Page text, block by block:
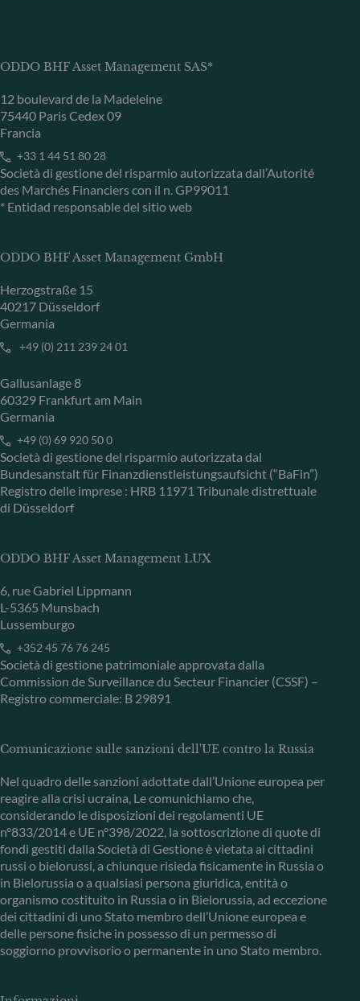
ODDO BHF Asset Management SAS*
12 boulevard de la Madeleine
75440 Paris Cedex 09
Francia
+33 1 44 51 80 28
Società di gestione del risparmio autorizzata dall’Autorité
des Marchés Financiers con il n. GP99011
* Entidad responsable del sitio web
ODDO BHF Asset Management GmbH
Herzogstraße 15
40217 Düsseldorf
Germania
+49 (0) 211 239 24 01
Gallusanlage 8
60329 Frankfurt am Main
Germania
+49 (0) 69 920 50 0
Società di gestione del risparmio autorizzata dal
Bundesanstalt für Finanzdienstleistungsaufsicht (“BaFin”)
Registro delle imprese : HRB 11971 Tribunale distrettuale
di Düsseldorf
ODDO BHF Asset Management LUX
6, rue Gabriel Lippmann
L-5365 Munsbach
Lussemburgo
+352 45 76 76 245
Società di gestione patrimoniale approvata dalla
Commission de Surveillance du Secteur Financier (CSSF) –
Registro commerciale: B 29891
Comunicazione sulle sanzioni dell'UE contro la Russia
Nel quadro delle sanzioni adottate dall’Unione europea per
reagire alla crisi ucraina, Le comunichiamo che,
considerando le disposizioni dei regolamenti UE
n°833/2014 e UE n°398/2022, la sottoscrizione di quote di
fondi gestiti dalla Società di Gestione è vietata ai cittadini
russi o bielorussi, a chiunque risieda fisicamente in Russia o
in Bielorussia o a qualsiasi persona giuridica, entità o
organismo costituito in Russia o in Bielorussia, ad eccezione
dei cittadini di uno Stato membro dell’Unione europea e
delle persone fisiche in possesso di un permesso di
soggiorno provvisorio o permanente in uno Stato membro.